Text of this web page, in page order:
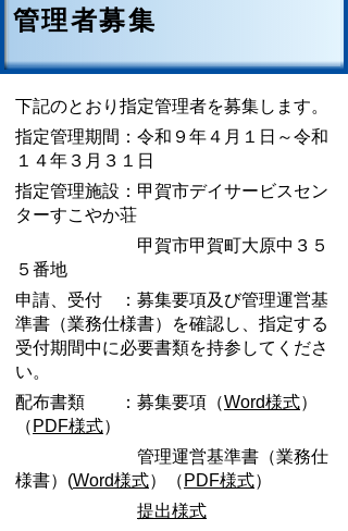
管理者募集
下記のとおり指定管理者を募集します。
指定管理期間：令和９年４月１日～令和
１４年３月３１日
指定管理施設：甲賀市デイサービスセン
ターすこやか荘
甲賀市甲賀町大原中３５
５番地
申請、受付 ：募集要項及び管理運営基
準書（業務仕様書）を確認し、指定する
受付期間中に必要書類を持参してくださ
い。
配布書類 ：募集要項（Word様式）
（ PDF様式）
管理運営基準書（業務仕
様書）(Word様式）（ PDF様式）
提出様式